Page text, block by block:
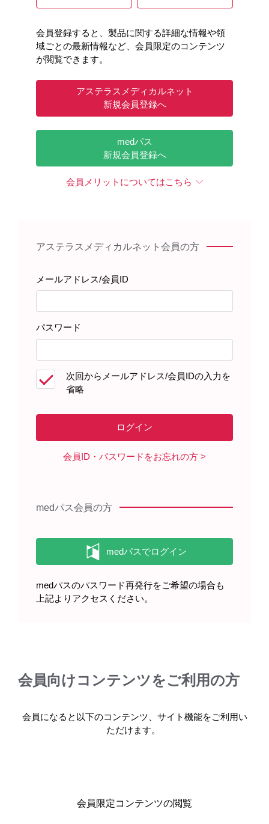
さん、ご家族のみなさまへ 役立つ
医療費助成制度のご案内（2024年
（2026年1月）
製品情報
基本情報・安全性情報
会員登録すると、製品に関する詳細な情報や領
域ごとの最新情報など、会員限定のコンテンツ
が閲覧できます。
アステラスメディカルネット
新規会員登録へ
medパス
新規会員登録へ
会員メリットについてはこちら
アステラスメディカルネット会員の方
メールアドレス/会員ID
パスワード
次回からメールアドレス/会員IDの入力を
省略
会員ID・パスワードをお忘れの方
medパス会員の方
medパスのパスワード再発行をご希望の場合も
上記よりアクセスください。
会員向けコンテンツをご利用の方
会員になると以下のコンテンツ、サイト機能をご利用い
ただけます。
会員限定コンテンツの閲覧